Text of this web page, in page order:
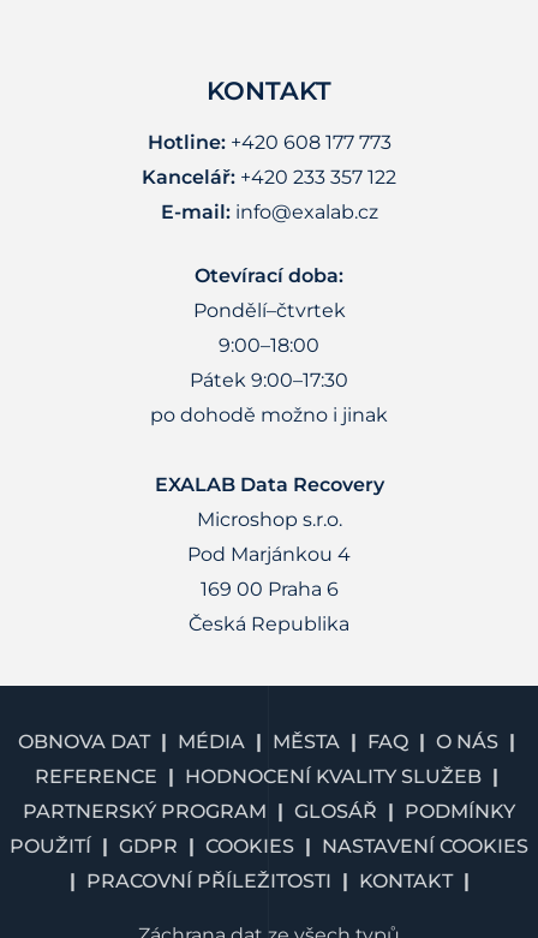
KONTAKT
Hotline:+420 608 177 773
Kancelář: +420 233 357 122
E-mail: info@exalab.cz
Otevírací doba:
Pondělí–čtvrtek
9:00–18:00
Pátek 9:00–17:30
po dohodě možno i jinak
EXALAB Data Recovery
Microshop s.r.o.
Pod Marjánkou 4
169 00 Praha 6
Česká Republika
OBNOVA DAT MÉDIA MĚSTA FAQ
O NÁS
REFERENCE
HODNOCENÍ KVALITY SLUŽEB
PARTNERSKÝ PROGRAM
GLOSÁŘ
PODMÍNKY
POUŽITÍ
GDPR COOKIES
NASTAVENÍ COOKIES
PRACOVNÍ PŘÍLEŽITOSTI
KONTAKT